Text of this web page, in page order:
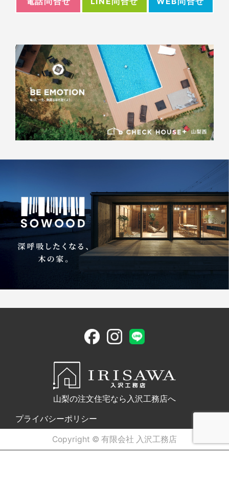
山梨の注文住宅なら入沢工務店へ
プライバシーポリシー
Copyright © 有限会社 入沢工務店